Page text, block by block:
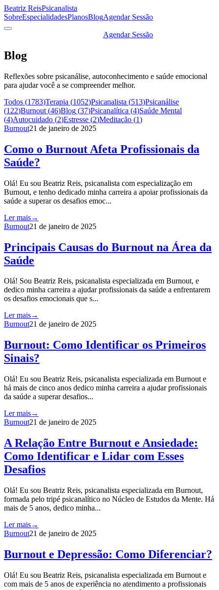
Beatriz ReisPsicanalista
SobreEspecialidadesPlanosBlogAgendar Sessão
Agendar Sessão
Blog
Reflexões sobre psicanálise, autoconhecimento e saúde emocional
para ajudar você a se compreender melhor.
Todos (1783)Terapia (1052)Psicanalista (513)Psicanálise
(122)Burnout (46)Blog (37)Psicanalítica (4)Saúde Mental
(4)Autocuidado (2)Estresse (2)Meditação (1)
Burnout21 de janeiro de 2025
Como o Burnout Afeta Profissionais da
Saúde?
Olá! Eu sou Beatriz Reis, psicanalista com especialização em
Burnout, e tenho dedicado minha carreira a apoiar profissionais da
saúde a superar os desafios emoc...
Ler mais→
Burnout21 de janeiro de 2025
Principais Causas do Burnout na Área da
Saúde
Olá! Sou Beatriz Reis, psicanalista especializada em Burnout, e
dedico minha carreira a ajudar profissionais da saúde a enfrentarem
os desafios emocionais que s...
Ler mais→
Burnout21 de janeiro de 2025
Burnout: Como Identificar os Primeiros
Sinais?
Olá! Eu sou Beatriz Reis, psicanalista especializada em Burnout e
há mais de cinco anos dedico minha carreira a ajudar profissionais
da saúde a superar desafios...
Ler mais→
Burnout21 de janeiro de 2025
A Relação Entre Burnout e Ansiedade:
Como Identificar e Lidar com Esses
Desafios
Olá! Eu sou Beatriz Reis, psicanalista especializada em Burnout,
formada pelo tripé psicanalítico no Núcleo de Estudos da Mente. Há
mais de 5 anos, dedico minha...
Ler mais→
Burnout21 de janeiro de 2025
Burnout e Depressão: Como Diferenciar?
Olá! Eu sou Beatriz Reis, psicanalista especializada em Burnout e
com mais de 5 anos de experiência no atendimento a profissionais